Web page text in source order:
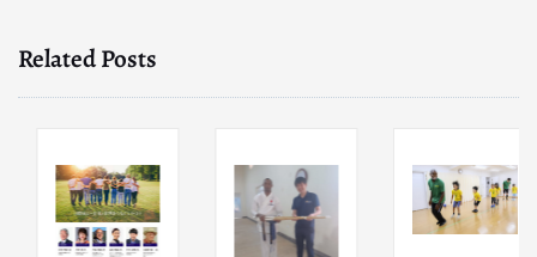
Related Posts